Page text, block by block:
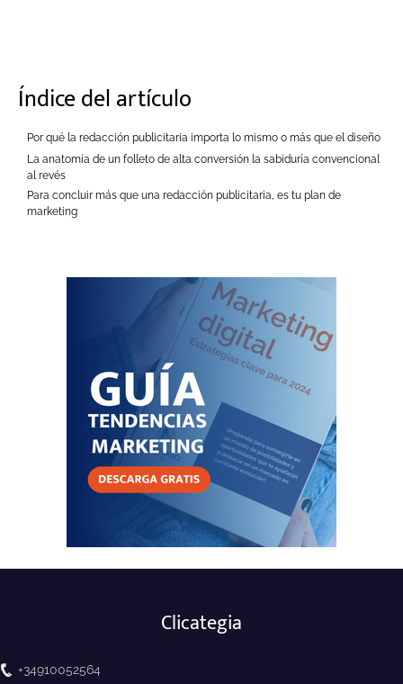
Índice del artículo
Por qué la redacción publicitaria importa lo mismo o más que el diseño
La anatomía de un folleto de alta conversión la sabiduría convencional
al revés
Para concluir más que una redacción publicitaria, es tu plan de
marketing
Clicategia
+34910052564